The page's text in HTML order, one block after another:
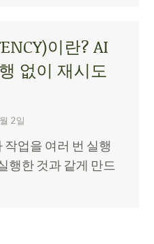
이란? AI
없이 재시도
2일
업을 여러 번 실행
행한 것과 같게 만드